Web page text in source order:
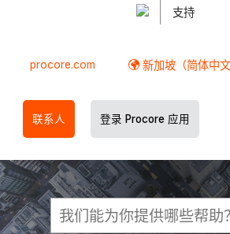
支持
procore.com 新加坡（简体中文
联系人 登录 Procore 应用